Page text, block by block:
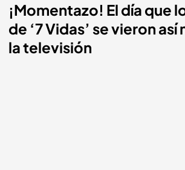
¡Momentazo! El día que
de ‘7 Vidas’ se vieron así
la televisión